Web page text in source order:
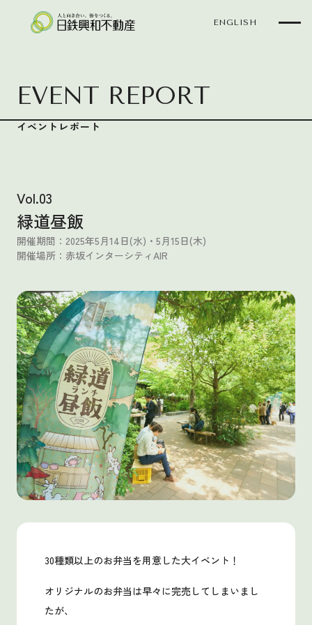
ENGLISH
【公式】緑道昼飯｜イベントレポート｜「WORKERS’ HARMONY」日
EVENT REPORT
イベントレポート
Vol.03
緑道昼飯
開催期間：2025年5月14日(水)・5月15日(木)
開催場所：赤坂インターシティAIR
30種類以上のお弁当を用意した大イベント！
オリジナルのお弁当は早々に完売してしまいまし
たが、